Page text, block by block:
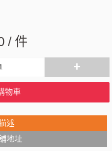
/ 件
+
物車
述
地址